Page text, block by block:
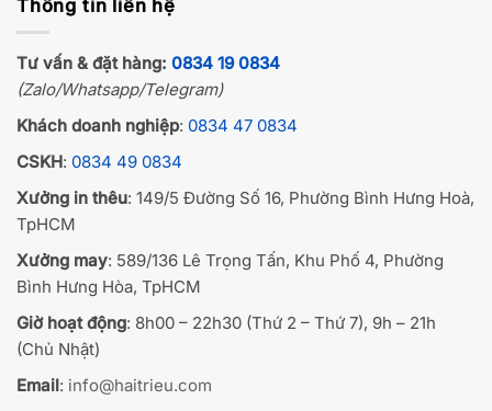
Thông tin liên hệ
Tư vấn & đặt hàng: 0834 19 0834
(Zalo/Whatsapp/Telegram)
Khách doanh nghiệp: 0834 47 0834
CSKH: 0834 49 0834
Xưởng in thêu: 149/5 Đường Số 16, Phường Bình Hưng Hoà,
TpHCM
Xưởng may: 589/136 Lê Trọng Tấn, Khu Phố 4, Phường
Bình Hưng Hòa, TpHCM
Giờ hoạt động: 8h00 – 22h30 (Thứ 2 – Thứ 7), 9h – 21h
(Chủ Nhật)
Email: info@haitrieu.com